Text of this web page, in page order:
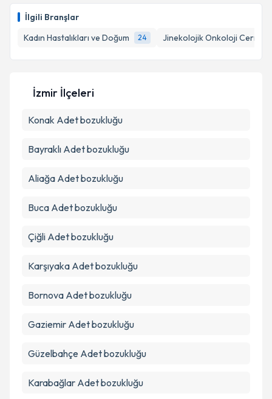
İlgili Branşlar
Kadın Hastalıkları ve Doğum
24 Jinekolojik Onkoloji
Takvim Talebini Gönder
takvim hazırlandığında e-posta ile bilgilendireceğiz.
Metni'ni okudum ve kişisel verilerimin belirtilen
İzmir İlçeleri
Konak Adet bozukluğu
Bayraklı Adet bozukluğu
Aliağa Adet bozukluğu
Buca Adet bozukluğu
Çiğli Adet bozukluğu
Karşıyaka Adet bozukluğu
Bornova Adet bozukluğu
Gaziemir Adet bozukluğu
Güzelbahçe Adet bozukluğu
Karabağlar Adet bozukluğu